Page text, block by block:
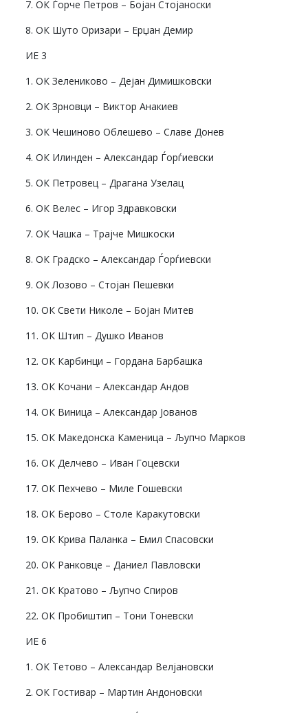
7. ОК Ѓорче Петров – Бојан Стојаноски
8. ОК Шуто Оризари – Ерџан Демир
ИЕ 3
1. ОК Зелениково – Дејан Димишковски
2. ОК Зрновци – Виктор Анакиев
3. ОК Чешиново Облешево – Славе Донев
4. ОК Илинден – Александар Ѓорѓиевски
5. ОК Петровец – Драгана Узелац
6. ОК Велес – Игор Здравковски
7. ОК Чашка – Трајче Мишкоски
8. ОК Градско – Александар Ѓорѓиевски
9. ОК Лозово – Стојан Пешевки
10. ОК Свети Николе – Бојан Митев
11. ОК Штип – Душко Иванов
12. ОК Карбинци – Гордана Барбашка
13. ОК Кочани – Александар Андов
14. ОК Виница – Александар Јованов
15. ОК Македонска Каменица – Љупчо Марков
16. ОК Делчево – Иван Гоцевски
17. ОК Пехчево – Миле Гошевски
18. ОК Берово – Столе Каракутовски
19. ОК Крива Паланка – Емил Спасовски
20. ОК Ранковце – Даниел Павловски
21. ОК Кратово – Љупчо Спиров
22. ОК Пробиштип – Тони Тоневски
ИЕ 6
1. ОК Тетово – Александар Велјановски
2. ОК Гостивар – Мартин Андоновски